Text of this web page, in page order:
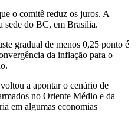
o comitê reduz os juros. A
sede do BC, em Brasília.
gradual de menos 0,25 ponto é
da inflação para o
a apontar o cenário de
no Oriente Médio e da
em algumas economias